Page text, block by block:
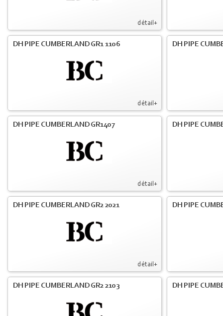
détail+
détail+
DH PIPE CUMBERLAND GR1 1106 DH PIPE
détail+
DH PIPE CUMBERLAND GR1407 DH PIPE
détail+
DH PIPE CUMBERLAND GR2 2021 DH PIPE
DH PIPE CUMBERLAND GR2 2103 DH PIPE